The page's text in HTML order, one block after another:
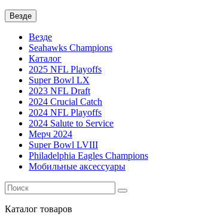
Везде
Везде
Seahawks Champions
Каталог
2025 NFL Playoffs
Super Bowl LX
2023 NFL Draft
2024 Crucial Catch
2024 NFL Playoffs
2024 Salute to Service
Мерч 2024
Super Bowl LVIII
Philadelphia Eagles Champions
Мобильные аксессуары
Каталог товаров